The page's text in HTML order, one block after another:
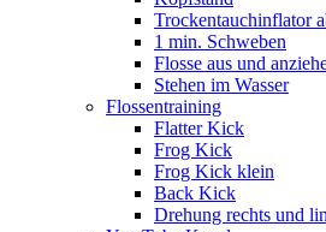
Trockentauchinflator
1 min. Schweben
Flosse aus und
Stehen im Wasser
Flossentraining
Flatter Kick
Frog Kick
Frog Kick klein
Back Kick
Drehung rechts und